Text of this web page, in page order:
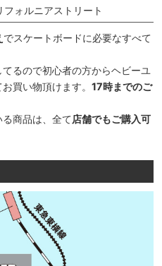
ォルニアストリート
でスケートボードに必要なすべて
るので初心者の方からヘビーユ
買い物頂けます。 17時までのご
商品は、全て店舗でもご購入可